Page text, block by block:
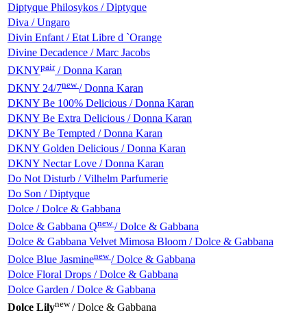
Diptyque Philosykos / Diptyque
Diva / Ungaro
Divin Enfant / Etat Libre d `Orange
Divine Decadence / Marc Jacobs
DKNYpair/ Donna Karan
DKNY 24/7new/ Donna Karan
DKNY Be 100% Delicious / Donna Karan
DKNY Be Extra Delicious / Donna Karan
DKNY Be Tempted / Donna Karan
DKNY Golden Delicious / Donna Karan
DKNY Nectar Love / Donna Karan
Do Not Disturb / Vilhelm Parfumerie
Do Son / Diptyque
Dolce / Dolce & Gabbana
Dolce & Gabbana Qnew/ Dolce & Gabbana
Dolce & Gabbana Velvet Mimosa Bloom / Dolce & Gabbana
Dolce Blue Jasminenew/ Dolce & Gabbana
Dolce Floral Drops / Dolce & Gabbana
Dolce Garden / Dolce & Gabbana
Dolce Lilynew/ Dolce & Gabbana